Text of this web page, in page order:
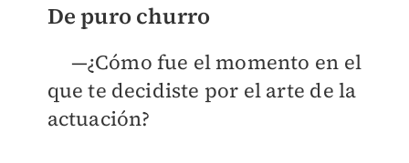
De puro churro
—¿Cómo fue el momento en el
que te decidiste por el arte de la
actuación?